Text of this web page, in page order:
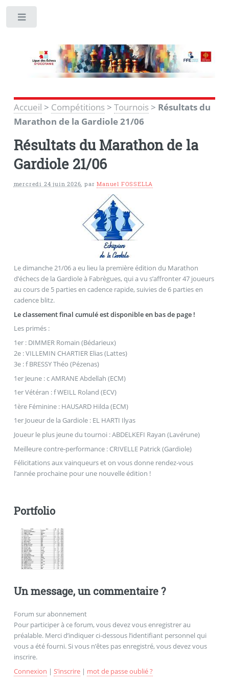
Accueil > Compétitions> Tournois> Résultats du
Marathon de la Gardiole 21/06
Résultats du Marathon de la
Gardiole 21/06
mercredi 24 juin 2026,parManuel FOSSELLA
Le dimanche 21/06 a eu lieu la première édition du Marathon
d’échecs de la Gardiole à Fabrègues, qui a vu s’affronter 47 joueurs
au cours de 5 parties en cadence rapide, suivies de 6 parties en
cadence blitz.
Le classement final cumulé est disponible en bas de page !
Les primés :
1er : DIMMER Romain (Bédarieux)
2e : VILLEMIN CHARTIER Elias (Lattes)
3e : f BRESSY Théo (Pézenas)
1er Jeune : c AMRANE Abdellah (ECM)
1er Vétéran : f WEILL Roland (ECV)
1ère Féminine : HAUSARD Hilda (ECM)
1er Joueur de la Gardiole : EL HARTI Ilyas
Joueur le plus jeune du tournoi : ABDELKEFI Rayan (Lavérune)
Meilleure contre-performance : CRIVELLE Patrick (Gardiole)
Félicitations aux vainqueurs et on vous donne rendez-vous
l’année prochaine pour une nouvelle édition !
Portfolio
Un message, un commentaire ?
Forum sur abonnement
Pour participer à ce forum, vous devez vous enregistrer au
préalable. Merci d’indiquer ci-dessous l’identifiant personnel qui
vous a été fourni. Si vous n’êtes pas enregistré, vous devez vous
inscrire.
Connexion | S’inscrire| mot de passe oublié ?